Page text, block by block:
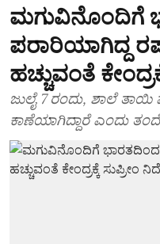
ಮಗುವಿನೊಂದಿಗೆ
ಪರಾರಿಯಾಗಿದ್ದ
ಹಚ್ಚುವಂತೆ
ಜುಲೈ 7 ರಂದು, ಶಾಲೆ ತಾಯಿ
ಕಾಣೆಯಾಗಿದ್ದಾರೆ ಎಂದು